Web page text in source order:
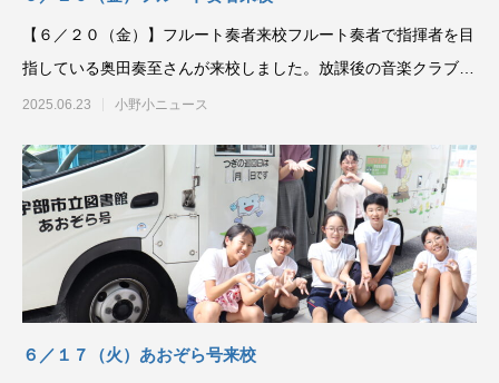
【６／２０（金）】フルート奏者来校フルート奏者で指揮者を目
指している奥田奏至さんが来校しました。放課後の音楽クラブに
参加してくれるとの事
2025.06.23 小野小ニュース
６／１７（火）あおぞら号来校